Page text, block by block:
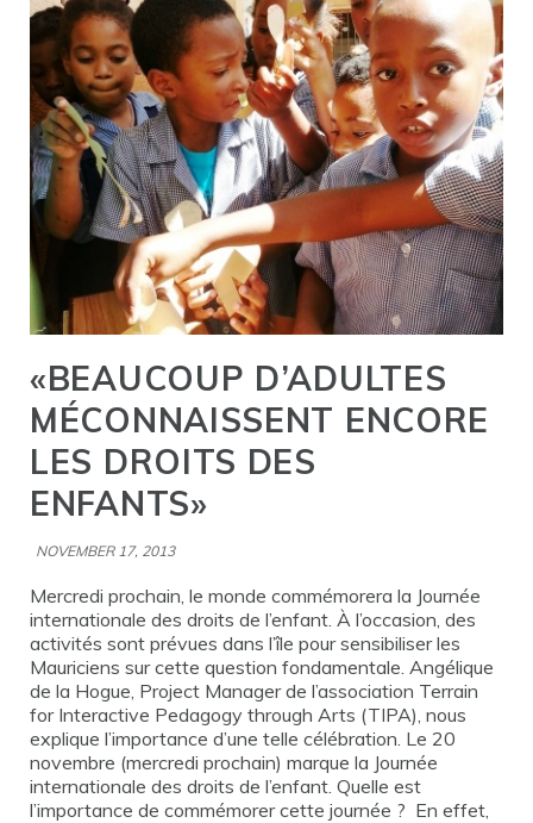
«BEAUCOUP D’ADULTES
MÉCONNAISSENT ENCORE
LES DROITS DES
ENFANTS»
NOVEMBER 17, 2013
Mercredi prochain, le monde commémorera la Journée
internationale des droits de l’enfant. À l’occasion, des
activités sont prévues dans l’île pour sensibiliser les
Mauriciens sur cette question fondamentale. Angélique
de la Hogue, Project Manager de l’association Terrain
for Interactive Pedagogy through Arts (TIPA), nous
explique l’importance d’une telle célébration. Le 20
novembre (mercredi prochain) marque la Journée
internationale des droits de l’enfant. Quelle est
l’importance de commémorer cette journée ? En effet,